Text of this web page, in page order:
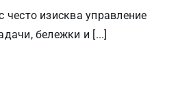
често изисква управление
бележки и [...]